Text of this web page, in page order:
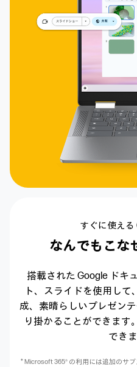
すぐに使える
なんでもこな
搭載された Google ドキ
ト、スライドを使用して、
成、 素晴らしいプレゼン
り掛かることができます。
でき
* Microsoft 365® の利用には追加のサ